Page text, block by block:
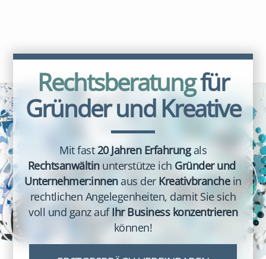
Rechtsberatungfür
Gründer und Kreative
Mit fast20 Jahren Erfahrungals
Rechtsanwältinunterstütze ich Gründerund
Unternehmer:innenaus der Kreativbranchein
rechtlichen Angelegenheiten, damit Sie sich
voll und ganz aufIhr Business konzentrieren
können!